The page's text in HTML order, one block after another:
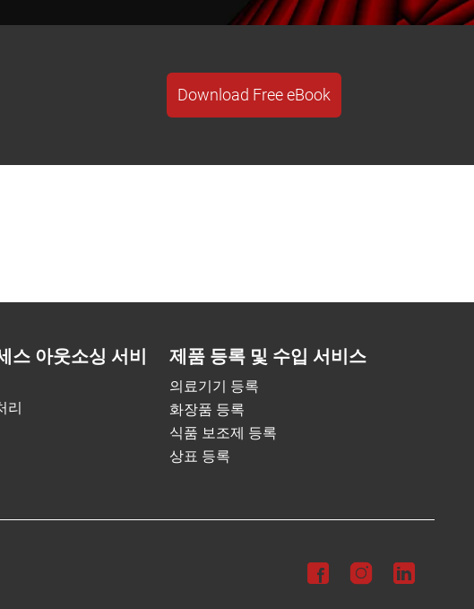
Download Free eBook
스 아웃소싱 서비
리
제품 등록 및 수입 서비스
의료기기 등록
화장품 등록
식품 보조제 등록
상표 등록